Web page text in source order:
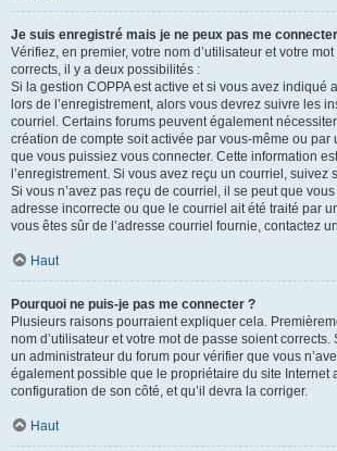
Je suis enregistré mais je ne peux pas me
Vérifiez, en premier, votre nom d’utilisateur et votre
corrects, il y a deux possibilités :
Si la gestion COPPA est active et si vous avez indiqué
lors de l’enregistrement, alors vous devrez suivre les
courriel. Certains forums peuvent également
création de compte soit activée par vous-même ou par
que vous puissiez vous connecter. Cette information
l’enregistrement. Si vous avez reçu un courriel, suivez
Si vous n’avez pas reçu de courriel, il se peut que
adresse incorrecte ou que le courriel ait été traité par
vous êtes sûr de l’adresse courriel fournie, contactez
Haut
Pourquoi ne puis-je pas me connecter ?
Plusieurs raisons pourraient expliquer cela.
nom d’utilisateur et votre mot de passe soient corrects.
un administrateur du forum pour vérifier que vous
également possible que le propriétaire du site Internet
configuration de son côté, et qu’il devra la corriger.
Haut